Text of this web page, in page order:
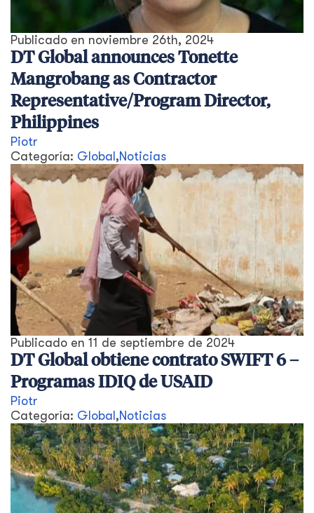
Publicado en noviembre 26th, 2024
DT Global announces Tonette
Mangrobang as Contractor
Representative/Program Director,
Philippines
Piotr
Categoría: Global ,Noticias
Publicado en 11 de septiembre de 2024
DT Global obtiene contrato SWIFT 6 –
Programas IDIQ de USAID
Piotr
Categoría: Global ,Noticias